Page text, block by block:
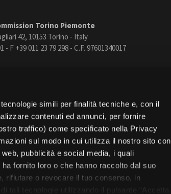
simili per finalità tecniche e, con il
contenuti ed annunci, per fornire
traffico) come specificato nella Privacy
sul modo in cui utilizza il nostro sito con
pubblicità e social media, i quali
fornito loro o che hanno raccolto dal suo
rifiutare o revocare il tuo consenso, in
tali tecnologie utilizzando il pulsante “Accetta
Torino Piemonte
42, 10153 Torino - Italy
- F +39 011 23 79 298 - C.F. 97601340017
Piemonte